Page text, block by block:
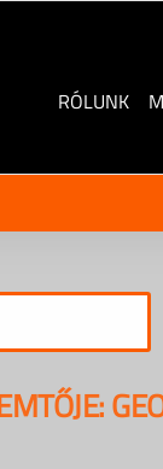
RÓLUNK